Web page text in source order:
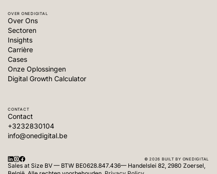
OVER ONEDIGITAL
Over Ons
Sectoren
Insights
Carrière
Cases
Onze Oplossingen
Digital Growth Calculator
CONTACT
Contact
+3232830104
info@onedigital.be
© 2026 BUILT BY ONEDIGITAL
Sales at Size BV — BTW BE0628.847.436— Handelslei 82, 2980 Zoersel,